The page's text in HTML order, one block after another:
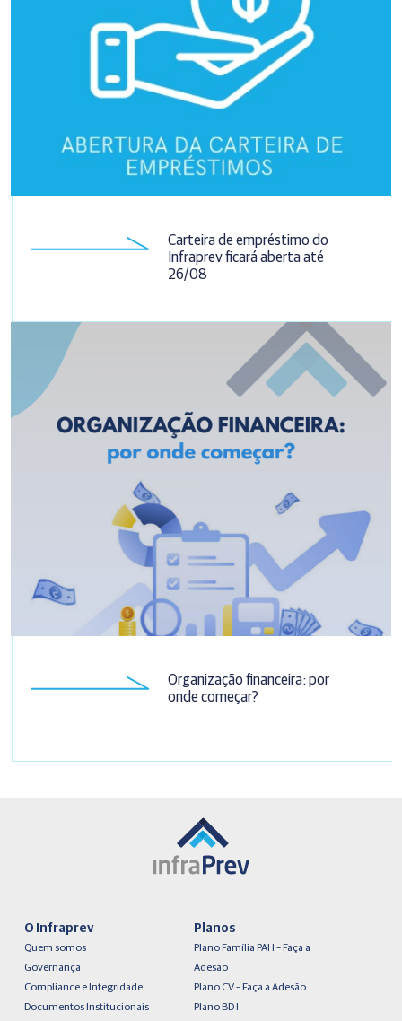
Carteira de empréstimo do
Infraprev ficará aberta até
26/08
Organização financeira: por
onde começar?
O Infraprev
Quem somos
Governança
Compliance e Integridade
Documentos Institucionais
Planos
Plano Família PAI I – Faça a
Adesão
Plano CV – Faça a Adesão
Plano BD I